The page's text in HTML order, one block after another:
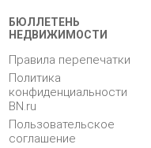
БЮЛЛЕТЕНЬ
НЕДВИЖИМОСТИ
Правила перепечатки
Политика
конфиденциальности
BN.ru
Пользовательское
соглашение